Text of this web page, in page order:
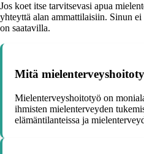
Jos koet itse tarvitsevasi apua
yhteyttä alan ammattilaisiin. Sinun
on saatavilla.
Mitä
Mielenterveyshoitotyö on
ihmisten mielenterveyden
elämäntilanteissa ja